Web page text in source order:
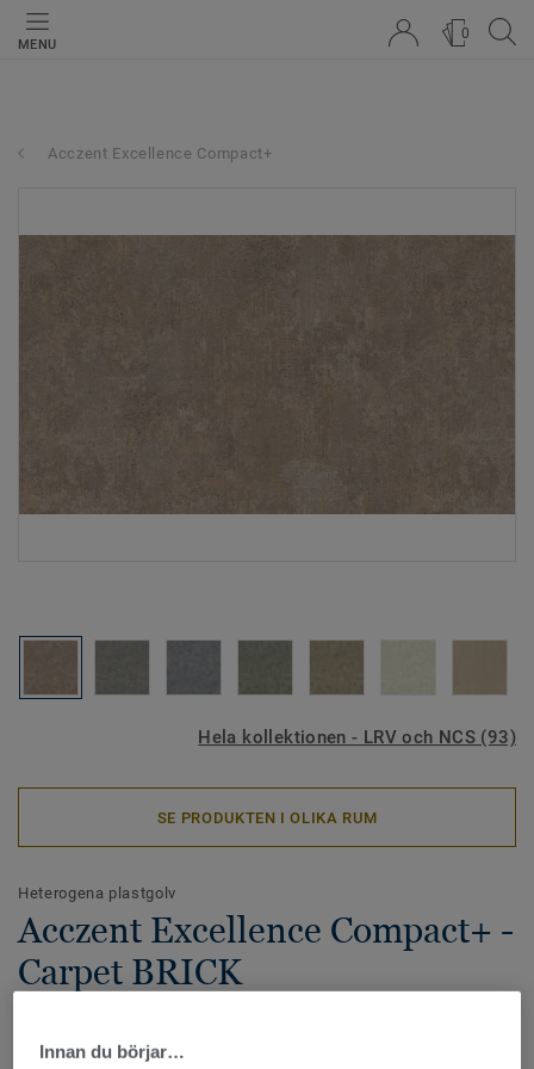
MENU
0
Acczent Excellence Compact+
Hela kollektionen - LRV och NCS (93)
SE PRODUKTEN I OLIKA RUM
Heterogena plastgolv
Acczent Excellence Compact+ -
Carpet BRICK
familjen, med lågt rullmotstånd samtidigt som den ger 8 dB
Innan du börjar…